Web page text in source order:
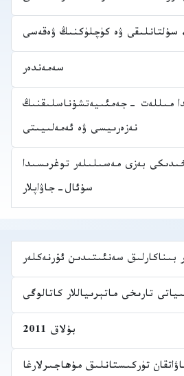
سۇلتانلىقى ۋە كۈچلۈكنىڭ ۋەقەسى
سەمەندەر
مىللەت -جەمئىيەتشۇناسلىقنىڭ
نەزەرىيسى ۋە ئەمەلىيىتى
بەزى مەسىلىلەر توغرىسىدا
سۇئال-جاۋاپلار
بىناكارلىق سەنئىتىدىن ئۆرنەكلەر
تارىخى ماتېرىياللار كاتالوگى
بۇلاق 2011
تۈركىستانلىق مۇھاجىرلارغا